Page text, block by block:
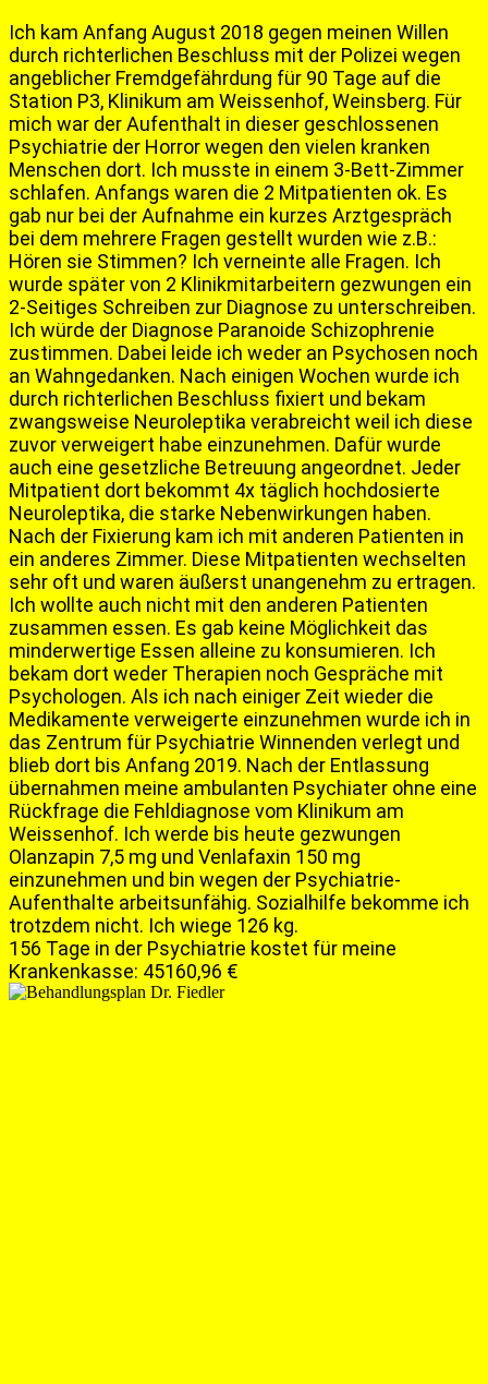
Ich kam Anfang August 2018 gegen meinen Willen
durch richterlichen Beschluss mit der Polizei wegen
angeblicher Fremdgefährdung für 90 Tage auf die
Station P3, Klinikum am Weissenhof, Weinsberg. Für
mich war der Aufenthalt in dieser geschlossenen
Psychiatrie der Horror wegen den vielen kranken
Menschen dort. Ich musste in einem 3-Bett-Zimmer
schlafen. Anfangs waren die 2 Mitpatienten ok. Es
gab nur bei der Aufnahme ein kurzes Arztgespräch
bei dem mehrere Fragen gestellt wurden wie z.B.:
Hören sie Stimmen? Ich verneinte alle Fragen. Ich
wurde später von 2 Klinikmitarbeitern gezwungen ein
2-Seitiges Schreiben zur Diagnose zu unterschreiben.
Ich würde der Diagnose Paranoide Schizophrenie
zustimmen. Dabei leide ich weder an Psychosen noch
an Wahngedanken. Nach einigen Wochen wurde ich
durch richterlichen Beschluss fixiert und bekam
zwangsweise Neuroleptika verabreicht weil ich diese
zuvor verweigert habe einzunehmen. Dafür wurde
auch eine gesetzliche Betreuung angeordnet. Jeder
Mitpatient dort bekommt 4x täglich hochdosierte
Neuroleptika, die starke Nebenwirkungen haben.
Nach der Fixierung kam ich mit anderen Patienten in
ein anderes Zimmer. Diese Mitpatienten wechselten
sehr oft und waren äußerst unangenehm zu ertragen.
Ich wollte auch nicht mit den anderen Patienten
zusammen essen. Es gab keine Möglichkeit das
minderwertige Essen alleine zu konsumieren. Ich
bekam dort weder Therapien noch Gespräche mit
Psychologen. Als ich nach einiger Zeit wieder die
Medikamente verweigerte einzunehmen wurde ich in
das Zentrum für Psychiatrie Winnenden verlegt und
blieb dort bis Anfang 2019. Nach der Entlassung
übernahmen meine ambulanten Psychiater ohne eine
Rückfrage die Fehldiagnose vom Klinikum am
Weissenhof. Ich werde bis heute gezwungen
Olanzapin 7,5 mg und Venlafaxin 150 mg
einzunehmen und bin wegen der Psychiatrie-
Aufenthalte arbeitsunfähig. Sozialhilfe bekomme ich
trotzdem nicht. Ich wiege 126 kg.
156 Tage in der Psychiatrie kostet für meine
Krankenkasse: 45160,96 €